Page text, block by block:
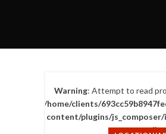
Warning: Attempt to read
/home/clients/
content/plugins/
on